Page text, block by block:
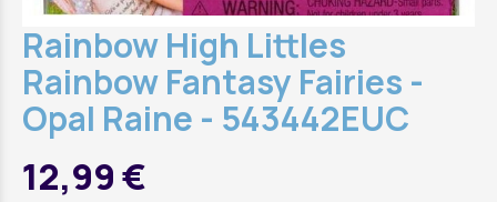
Rainbow High Littles
Rainbow Fantasy Fairies -
Opal Raine - 543442EUC
12,99 €